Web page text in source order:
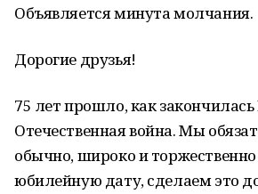
Объявляется минута молчания.
Дорогие друзья!
75 лет прошло, как
Отечественная война. Мы
обычно, широко и
юбилейную дату, сделаем это